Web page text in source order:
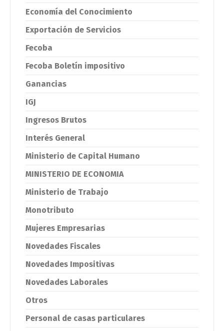
Economía del Conocimiento
Exportación de Servicios
Fecoba
Fecoba Boletín impositivo
Ganancias
IGJ
Ingresos Brutos
Interés General
Ministerio de Capital Humano
MINISTERIO DE ECONOMIA
Ministerio de Trabajo
Monotributo
Mujeres Empresarias
Novedades Fiscales
Novedades Impositivas
Novedades Laborales
Otros
Personal de casas particulares